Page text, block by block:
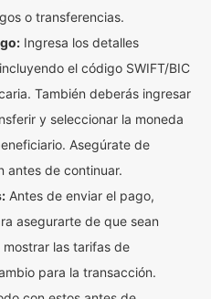
o transferencias.
Ingresa los detalles
el código SWIFT/BIC
También deberás ingresar
y seleccionar la moneda
Asegúrate de
antes de continuar.
Antes de enviar el pago,
asegurarte de que sean
las tarifas de
para la transacción.